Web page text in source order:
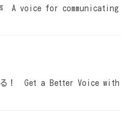
声 A voice for communicating
る！ Get a Better Voice with